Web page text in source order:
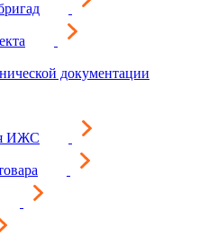
документации
ИЖС